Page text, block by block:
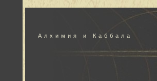
Алхимия и Каббала